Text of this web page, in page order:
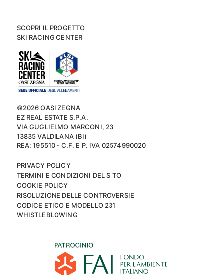
SCOPRI IL PROGETTO
SKI RACING CENTER
©2026 OASI ZEGNA
EZ REAL ESTATE S.P.A.
VIA GUGLIELMO MARCONI, 23
13835 VALDILANA (BI)
REA: 195510 - C.F. E P. IVA 02574990020
PRIVACY POLICY
TERMINI E CONDIZIONI DEL SITO
COOKIE POLICY
RISOLUZIONE DELLE CONTROVERSIE
CODICE ETICO E MODELLO 231
WHISTLEBLOWING